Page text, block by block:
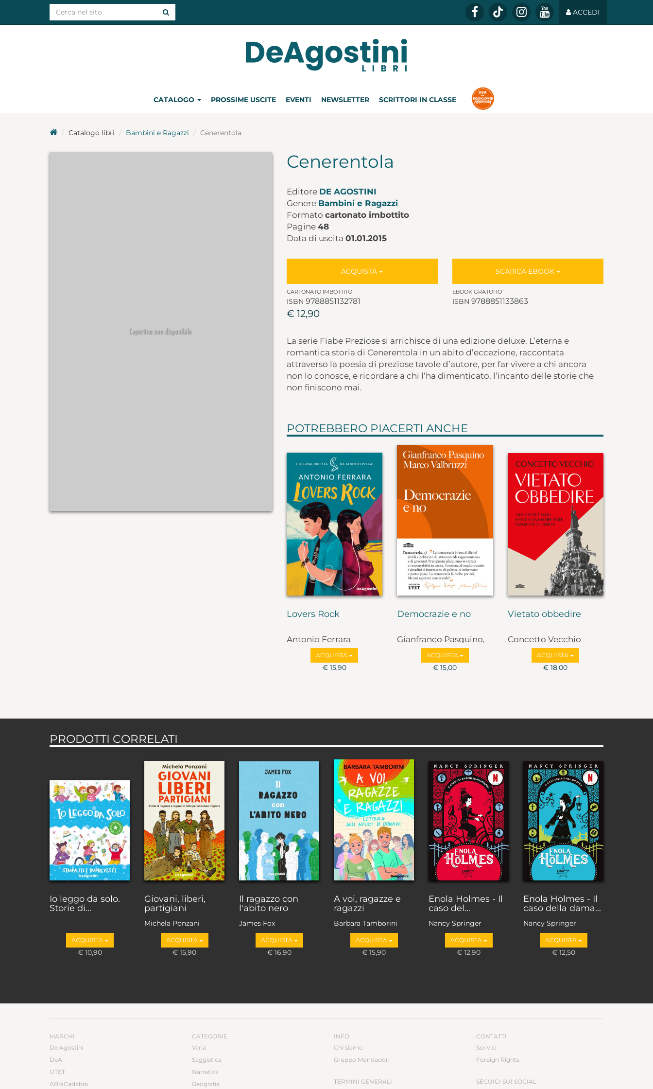
ACCEDI
CATALOGO PROSSIME USCITE EVENTI NEWSLETTER SCRITTORI IN CLASSE
Catalogo libri Bambini e Ragazzi Cenerentola
Cenerentola
Editore DE AGOSTINI
Genere Bambini e Ragazzi
Formato cartonato imbottito
Pagine 48
Data di uscita 01.01.2015
ACQUISTA
CARTONATO IMBOTTITO
ISBN 9788851132781
€ 12,90
SCARICA EBOOK
EBOOK GRATUITO
ISBN 9788851133863
La serie Fiabe Preziose si arrichisce di una edizione deluxe. L’eterna e
romantica storia di Cenerentola in un abito d’eccezione, raccontata
attraverso la poesia di preziose tavole d’autore, per far vivere a chi ancora
non lo conosce, e ricordare a chi l’ha dimenticato, l’incanto delle storie che
non finiscono mai.
POTREBBERO PIACERTI ANCHE
Lovers Rock
Antonio Ferrara
ACQUISTA
€ 15,90
Democrazie e no
Gianfranco Pasquino,
Marco Valbruzzi
ACQUISTA
€ 15,00
Vietato obbedire
Concetto Vecchio
ACQUISTA
€ 18,00
PRODOTTI CORRELATI
Io leggo da solo.
Storie di...
ACQUISTA
€ 10,90
Giovani, liberi,
partigiani
Michela Ponzani
ACQUISTA
€ 15,90
Il ragazzo con
l'abito nero
James Fox
ACQUISTA
€ 16,90
A voi, ragazze e
ragazzi
Barbara Tamborini
ACQUISTA
€ 15,90
Enola Holmes - Il
caso del...
Nancy Springer
ACQUISTA
€ 12,90
Enola Holmes - Il
caso della dama...
Nancy Springer
ACQUISTA
€ 12,50
MARCHI
De Agostini
DeA
UTET
ABraCadabra
CATEGORIE
Varia
Saggistica
Narrativa
Geografia
INFO
Chi siamo
Gruppo Mondadori
TERMINI GENERALI
CONTATTI
Scrivici
Foreign Rights
SEGUICI SUI SOCIAL